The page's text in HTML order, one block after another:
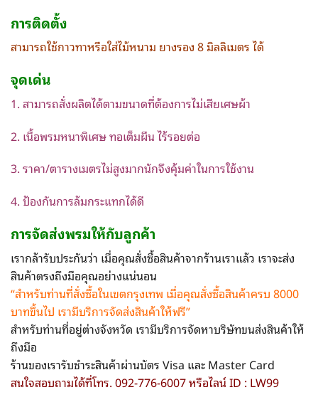
การติดตั้ง
สามารถใช้กาวทาหรือใส่ไม้หนาม ยางรอง 8 มิลลิเมตร ได้
จุดเด่น
1. สามารถสั่งผลิตได้ตามขนาดที่ต้องการไม่เสียเศษผ้า
2. เนื้อพรมหนาพิเศษ ทอเต็มผืน ไร้รอยต่อ
3. ราคา/ตารางเมตรไม่สูงมากนักจึงคุ้มค่าในการใช้งาน
4. ป้องกันการล้มกระแทกได้ดี
การจัดส่งพรมให้กับลูกค้า
เรากล้ารับประกันว่า เมื่อคุณสั่งซื้อสินค้าจากร้านเราแล้ว เราจะส่ง
สินค้าตรงถึงมือคุณอย่างแน่นอน
“สำหรับท่านที่สั่งซื้อในเขตกรุงเทพ เมื่อคุณสั่งซื้อสินค้าครบ 8000
บาทขึ้นไป เรามีบริการจัดส่งสินค้าให้ฟรี”
สำหรับท่านที่อยู่ต่างจังหวัด เรามีบริการจัดหาบริษัทขนส่งสินค้าให้
ถึงมือ
ร้านของเรารับชำระสินค้าผ่านบัตร Visa และ Master Card
สนใจสอบถามได้ที่โทร. 092-776-6007 หรือไลน์ ID : LW99